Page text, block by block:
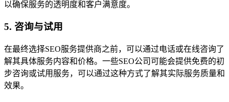
以确保服务的透明度和客户满意度。
5. 咨询与试用
在最终选择SEO服务提供商之前，可以通过电话或在线咨询了
解其具体服务内容和价格。一些SEO公司可能会提供免费的初
步咨询或试用服务，可以通过这种方式了解其实际服务质量和
效果。